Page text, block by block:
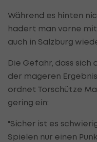
Während es hinten
hadert man vorne
auch in Salzburg
Die Gefahr, dass sich
der mageren
ordnet Torschütze
gering ein:
"Sicher ist es
Spielen nur einen